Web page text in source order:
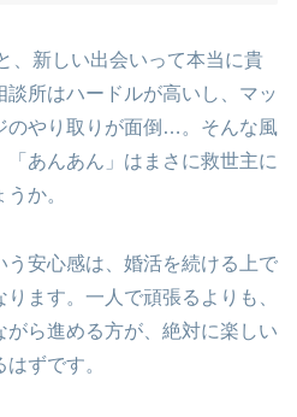
、新しい出会いって本当に貴
所はハードルが高いし、マッ
のやり取りが面倒…。そんな風
あんあん」はまさに救世主に
か。
う安心感は、婚活を続ける上で
ます。一人で頑張るよりも、
ら進める方が、絶対に楽しい
ずです。